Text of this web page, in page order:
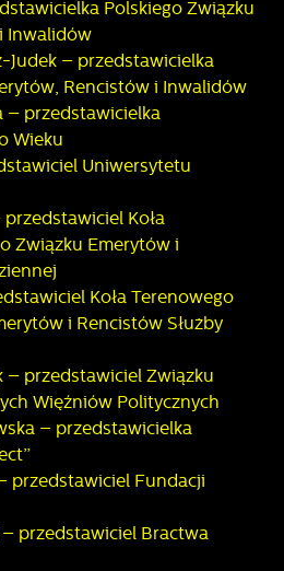
Polskiego Związku
Inwalidów
Judek – przedstawicielka
Rencistów i Inwalidów
– przedstawicielka
Wieku
Uniwersytetu
Koła
Związku Emerytów i
Koła Terenowego
i Rencistów Służby
– przedstawiciel Związku
Więźniów Politycznych
– przedstawicielka
przedstawiciel Fundacji
– przedstawiciel Bractwa
do prezentowania Ci
podstawie analizy Twoich
dotyczących
Treści promocyjne mogą
trzecich lub firm
oraz innych dostawców usług.
pośredników prezentujących
ofert, komunikatów